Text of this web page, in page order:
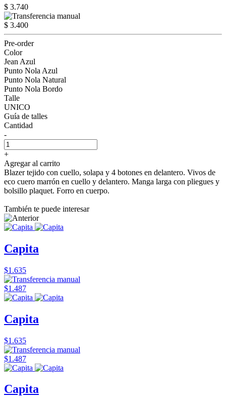
$ 3.740
$ 3.400
Pre-order
Color
Jean Azul
Punto Nola Azul
Punto Nola Natural
Punto Nola Bordo
Talle
UNICO
Guía de talles
Cantidad
-
+
Agregar al carrito
Blazer tejido con cuello, solapa y 4 botones en delantero. Vivos de
eco cuero marrón en cuello y delantero. Manga larga con pliegues y
bolsillo plaquet. Forro en cuerpo.
También te puede interesar
Capita
$1.635
$1.487
Capita
$1.635
$1.487
Capita